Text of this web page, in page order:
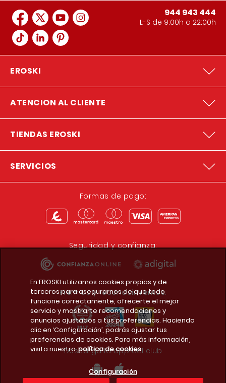
944 943 444
L-S de 9:00h a 22:00h
EROSKI
ATENCION AL CLIENTE
TIENDAS EROSKI
SERVICIOS
Formas de pago:
Seguridad y confianza:
Premios y reconocimientos:
Descarga la app del club
En EROSKI utilizamos cookies propias y de
terceros para asegurarnos de que todo
funcione correctamente, ofrecerte el mejor
servicio y mostrarte recomendaciones y
anuncios ajustados a tus preferencias. Haciendo
clic en ‘Configuración’, podrás ajustar tus
preferencias de cookies. Para más información,
visita nuestra política de cookies
Configuración